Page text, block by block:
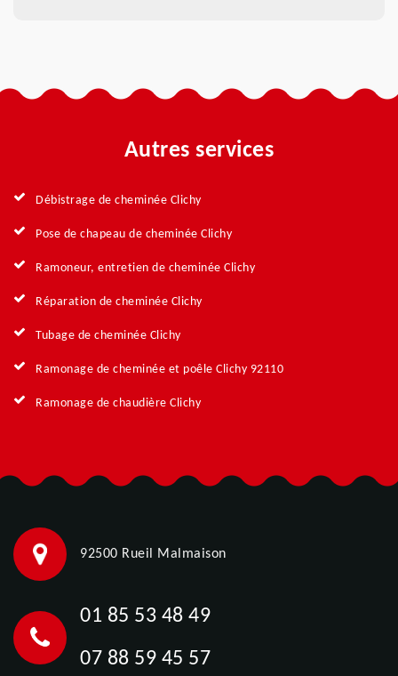
Autres services
Débistrage de cheminée Clichy
Pose de chapeau de cheminée Clichy
Ramoneur, entretien de cheminée Clichy
Réparation de cheminée Clichy
Tubage de cheminée Clichy
Ramonage de cheminée et poêle Clichy 92110
Ramonage de chaudière Clichy
92500 Rueil Malmaison
01 85 53 48 49
07 88 59 45 57